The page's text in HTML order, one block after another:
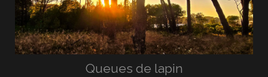
Queues de lapin